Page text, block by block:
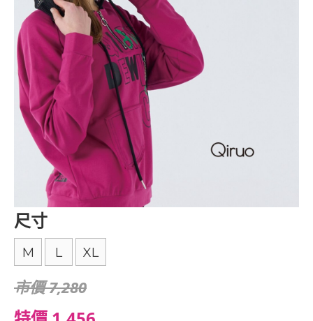
尺寸
M L XL
市價 7,280